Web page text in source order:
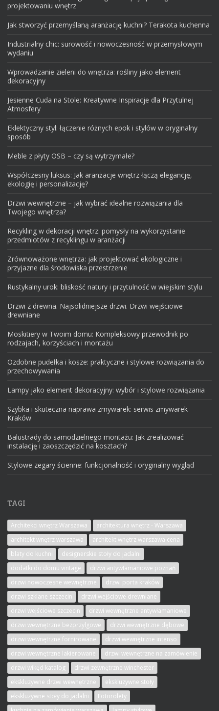
projektowaniu wnętrz
Jak stworzyć przemyślaną aranżację kuchni? Terakota kuchenna
Industrialny chic: surowość i nowoczesność w przemysłowym
wydaniu
Wprowadzanie zieleni do wnętrza: rośliny jako element
dekoracyjny
Jesienne Cuda na Stole: Kreatywne Inspiracje dla Przytulnej
Atmosfery
Eklektyczny styl: łączenie różnych epok i stylów w oryginalny
sposób
Meble z płyty OSB – czy są wytrzymałe?
Współczesny luksus: Jak aranżacje wnętrz łączą elegancję,
ekologię i personalizację?
Drzwi wewnętrzne – jak wybrać idealne rozwiązania dla
Twojego wnętrza?
Recykling w dekoracji wnętrz: pomysły na wykorzystanie
przedmiotów z recyklingu w aranżacji
Zrównoważone wnętrza: jak projektować ekologiczne i
przyjazne dla środowiska przestrzenie
Rustykalny urok: bliskość natury i przytulność w wiejskim stylu
Drzwi z drewna. Najsolidniejsze drzwi. Drzwi wejściowe
drewniane
Moskitiery w Twoim domu: Kompleksowy przewodnik po
rodzajach, korzyściach i montażu
Ozdobne pudełka i kosze: praktyczne i stylowe rozwiązania do
przechowywania
Lampy jako element dekoracyjny: wybór i stylowe rozwiązania
Szybka i skuteczna naprawa zmywarek: serwis zmywarek
Kraków
Balustrady do samodzielnego montażu: Jak zrealizować
instalację i zaoszczędzić na kosztach?
Stylowe zegary ścienne: funkcjonalność i oryginalny wygląd
TAGI
Architekci wnętrz Warszawa
architektura wnętrz - Warszawa
architekt wnętrz warszawa
architekt wnętrz warszawa cena
blaty do kuchni
designerskie stoły do jadalni
dodatki do domu vintage
drzwi antywłamaniowe poznań
drzwi nowoczesne wewnętrzne
drzwi porta kraków
drzwi szklane szczecin
drzwi wejściowe drewniane
drzwi wejściowe szczecin
drzwi wewnętrzne antywłamaniowe
drzwi wewnętrzne bezprzylgowe
drzwi wewnętrzne dębowe
drzwi wewnętrzne fornirowane
drzwi wewnętrzne intenso
drzwi wewnętrzne lakierowane
drzwi wewnętrzne na zamówienie
drzwi wikęd katalog
drzwi zewnętrzne winchester
ekskluzywne drzwi wewnętrzne
ekskluzywne stoły
ekskluzywne stoły do jadalni
Fotorolety